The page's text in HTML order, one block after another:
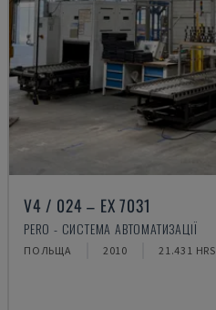
V4 / 024 – EX 7031
PERO - СИСТЕМА АВТОМАТИЗАЦІЇ
ПОЛЬЩА 2010 21.431 HRS